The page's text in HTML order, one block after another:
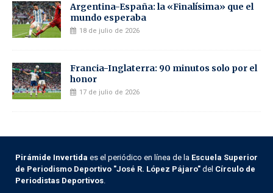
Argentina-España: la «Finalísima» que el
mundo esperaba
18 de julio de 2026
Francia-Inglaterra: 90 minutos solo por el
honor
17 de julio de 2026
Pirámide Invertida es el periódico en línea de la Escuela Superior
de Periodismo Deportivo "José R. López Pájaro" del Círculo de
Periodistas Deportivos